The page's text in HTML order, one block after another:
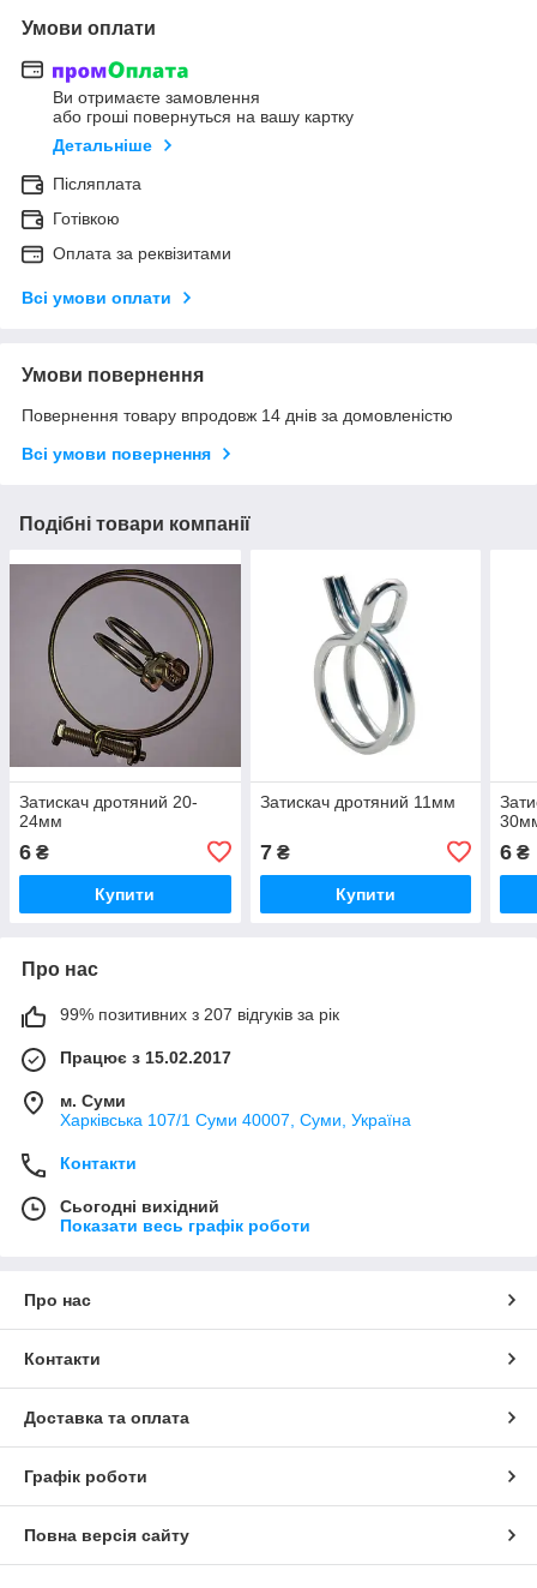
Умови оплати
Ви отримаєте замовлення
або гроші повернуться на вашу картку
Детальніше
Післяплата
Готівкою
Оплата за реквізитами
Всі умови оплати
Умови повернення
Повернення товару впродовж 14 днів за домовленістю
Всі умови повернення
Подібні товари компанії
Затискач дротяний 20-
24мм
6 ₴
Купити
Затискач дротяний 11мм
7₴
Купити
6 ₴
Про нас
99% позитивних з 207 відгуків за рік
Працює з 15.02.2017
м. Суми
Харківська 107/1 Суми 40007, Суми, Україна
Контакти
Сьогодні вихідний
Показати весь графік роботи
Про нас
Контакти
Доставка та оплата
Графік роботи
Повна версія сайту